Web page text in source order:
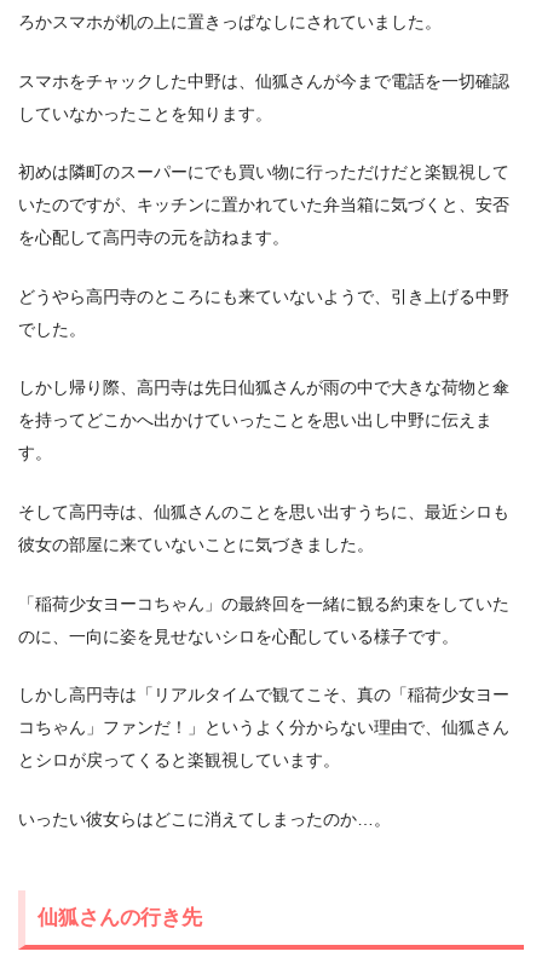
ろかスマホが机の上に置きっぱなしにされていました。
スマホをチャックした中野は、仙狐さんが今まで電話を一切確認
していなかったことを知ります。
初めは隣町のスーパーにでも買い物に行っただけだと楽観視して
いたのですが、キッチンに置かれていた弁当箱に気づくと、安否
を心配して高円寺の元を訪ねます。
どうやら高円寺のところにも来ていないようで、引き上げる中野
でした。
しかし帰り際、高円寺は先日仙狐さんが雨の中で大きな荷物と傘
を持ってどこかへ出かけていったことを思い出し中野に伝えま
す。
そして高円寺は、仙狐さんのことを思い出すうちに、最近シロも
彼女の部屋に来ていないことに気づきました。
「稲荷少女ヨーコちゃん」の最終回を一緒に観る約束をしていた
のに、一向に姿を見せないシロを心配している様子です。
しかし高円寺は「リアルタイムで観てこそ、真の「稲荷少女ヨー
コちゃん」ファンだ！」というよく分からない理由で、仙狐さん
とシロが戻ってくると楽観視しています。
いったい彼女らはどこに消えてしまったのか…。
仙狐さんの行き先